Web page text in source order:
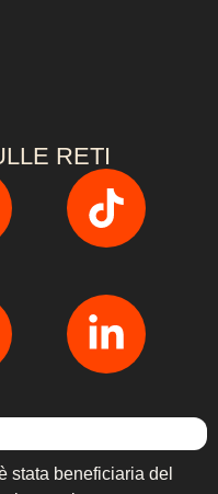
RETI
stata beneficiaria del